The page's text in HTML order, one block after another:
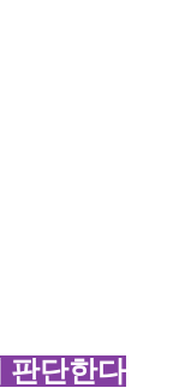
판단한다